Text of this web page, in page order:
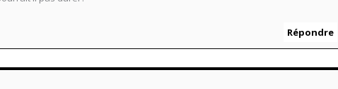
Répondre